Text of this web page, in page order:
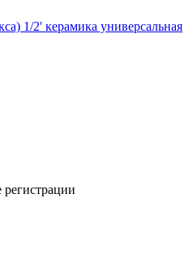
1/2' керамика универсальная
регистрации